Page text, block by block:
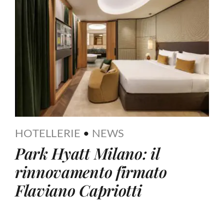
HOTELLERIE • NEWS
Park Hyatt Milano: il
rinnovamento firmato
Flaviano Capriotti